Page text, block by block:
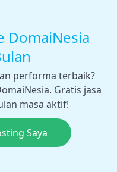
DomaiNesia
performa terbaik?
Gratis jasa
masa aktif!
Saya